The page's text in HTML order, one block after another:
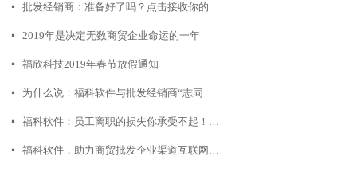
넷 批发经销商：准备好了吗？点击接收你的3000+客户，不点毁终生
넷 2019年是决定无数商贸企业命运的一年
넷 福欣科技2019年春节放假通知
넷 为什么说：福科软件与批发经销商“志同道合”
넷 福科软件：员工离职的损失你承受不起！商贸公司怎么留人？
넷 福科软件，助力商贸批发企业渠道互联网转型